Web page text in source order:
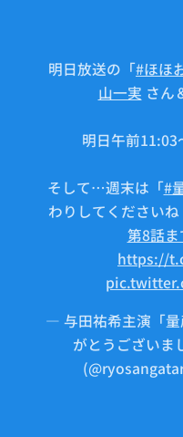
明日放送の「#ほほ
山一実 さん
明日午前11:03
そして…週末は「#
わりしてくださいね
第8話
https://
— 与田祐希主演「
がとうございま